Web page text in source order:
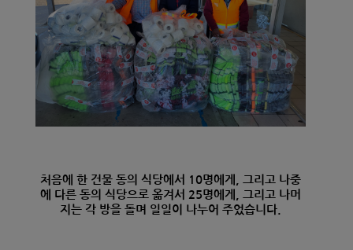
처음에 한 건물 동의 식당에서 10명에게, 그리고 나중
에 다른 동의 식당으로 옮겨서 25명에게, 그리고 나머
지는 각 방을 돌며 일일이 나누어 주었습니다.